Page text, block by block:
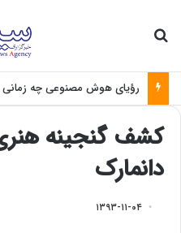
رؤیای هوش مصنوعی چه زمانی
کشف گنجینه
دانمارک
۱۳۹۳-۱۱-۰۴